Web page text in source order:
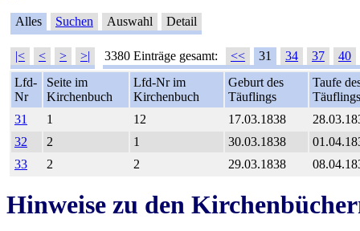
Alles Suchen Auswahl Detail
|< < > >| 3380 Einträge gesamt: << 31 34 37
40
Lfd-
Nr
Seite im
Kirchenbuch
Lfd-Nr im
Kirchenbuch
Geburt des
Täuflings
Taufe
Täuflings
31
1 12 17.03.1838
32
2 1 30.03.1838
33
2 2 29.03.1838
Hinweise zu den